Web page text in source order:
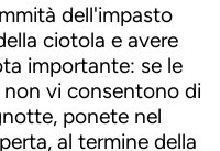
dell'impasto
ciotola e avere
importante: se le
vi consentono di
ponete nel
al termine della